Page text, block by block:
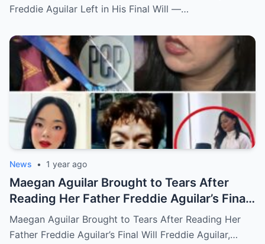
Freddie Aguilar Left in His Final Will —…
News • 1 year ago
Maegan Aguilar Brought to Tears After
Reading Her Father Freddie Aguilar’s Final
Will
Maegan Aguilar Brought to Tears After Reading Her
Father Freddie Aguilar’s Final Will Freddie Aguilar,…